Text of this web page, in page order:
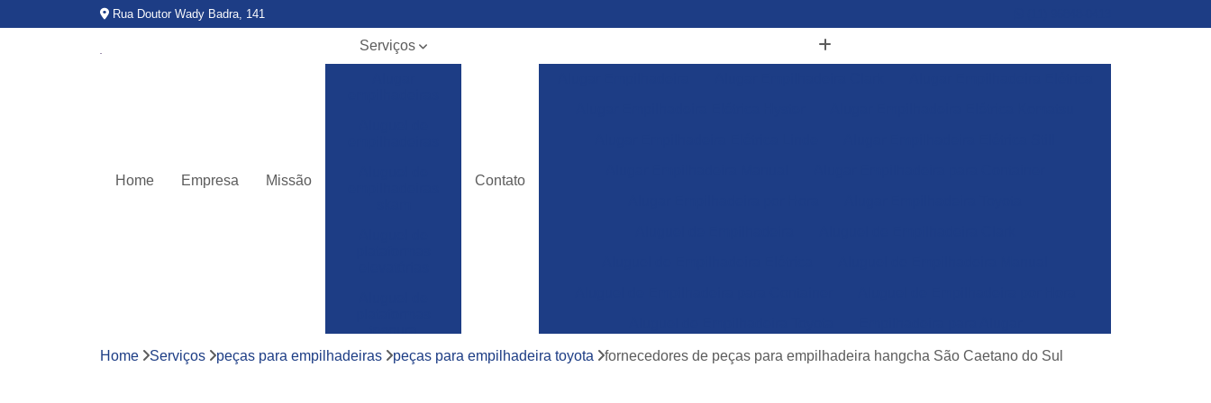
Rua Doutor Wady Badra, 141
Home Empresa Missão
Serviços
tesoura
Assitência
Contato
Empilhadeira para Aluguel
Empilhadeira Toyota para Alugar
Home Serviços peças para empilhadeiras peças para empilhadeira toyota fornecedores de peças para empilhadeira hangcha São Caetano do Sul